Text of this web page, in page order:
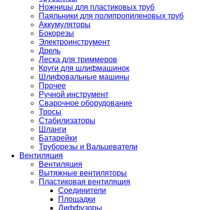
Ножницы для пластиковых труб
Паяльники для полипропиленовых труб
Аккумуляторы
Бокорезы
Электроинструмент
Дрель
Леска для триммеров
Круги для шлифмашинок
Шлифовальные машины
Прочее
Ручной инструмент
Сварочное оборудование
Тросы
Стабилизаторы
Шланги
Батарейки
Труборезы и Вальцеватели
Вентиляция
Вентиляция
Вытяжные вентиляторы
Пластиковая вентиляция
Соединители
Площадки
Диффузоры